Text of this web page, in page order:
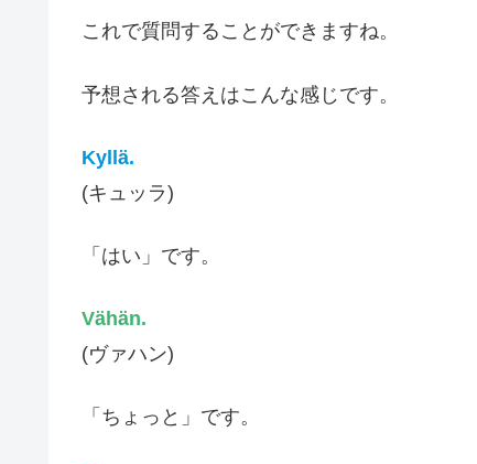
これで質問することができますね。
予想される答えはこんな感じです。
Kyllä.
(キュッラ)
「はい」です。
Vähän.
(ヴァハン)
「ちょっと」です。